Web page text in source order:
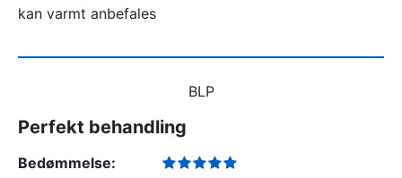
kan varmt anbefales
BLP
Perfekt behandling
Bedømmelse: